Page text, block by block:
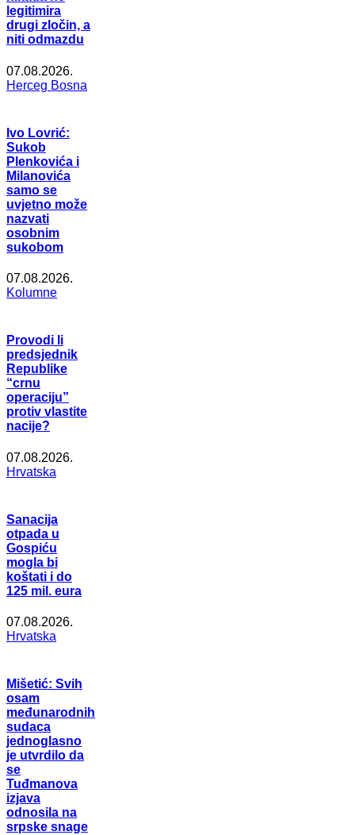
legitimira
drugi zločin, a
niti odmazdu
07.08.2026.
Herceg Bosna
Ivo Lovrić:
Sukob
Plenkovića i
Milanovića
samo se
uvjetno može
nazvati
osobnim
sukobom
07.08.2026.
Kolumne
Provodi li
predsjednik
Republike
“crnu
operaciju”
protiv vlastite
nacije?
07.08.2026.
Hrvatska
Sanacija
otpada u
Gospiću
mogla bi
koštati i do
125 mil. eura
07.08.2026.
Hrvatska
Mišetić: Svih
osam
međunarodnih
sudaca
jednoglasno
je utvrdilo da
se
Tuđmanova
izjava
odnosila na
srpske snage